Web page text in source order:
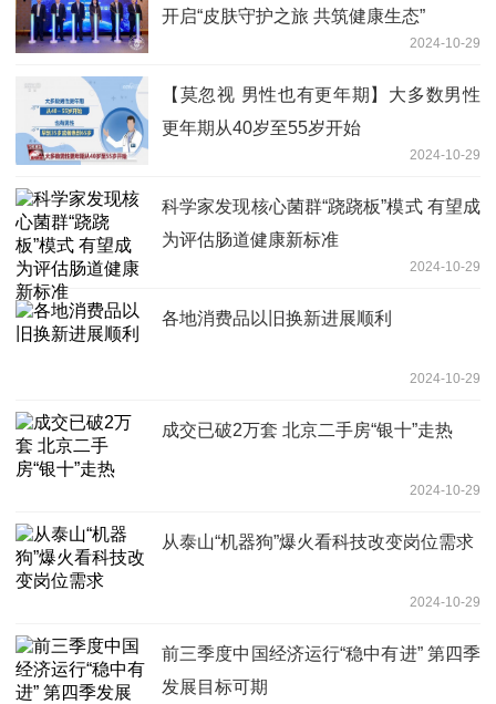
开启“皮肤守护之旅 共筑健康生态”
2024-10-29
【莫忽视 男性也有更年期】大多数男性
更年期从40岁至55岁开始
2024-10-29
科学家发现核心菌群“跷跷板”模式 有望成
为评估肠道健康新标准
2024-10-29
各地消费品以旧换新进展顺利
2024-10-29
成交已破2万套 北京二手房“银十”走热
2024-10-29
从泰山“机器狗”爆火看科技改变岗位需求
2024-10-29
前三季度中国经济运行“稳中有进” 第四季
发展目标可期